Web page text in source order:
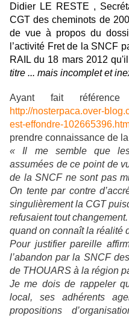
Didier LE RESTE ,
CGT des cheminots de
de vue à propos du
l’activité Fret de la SNCF
RAIL du 18 mars 2012
titre ... mais incomplet et
Ayant fait
http://nosterpaca.over-
est-effondre-
prendre connaissance de
« Il me semble que les
assumées de ce point de
de la SNCF ne sont pas
On tente par contre
singulièrement la CGT
refusaient tout
quand on connaît la réalité
Pour justifier pareille
l’abandon par la SNCF
de THOUARS à la région
Je me dois de rappeler
local, ses adhérents
propositions